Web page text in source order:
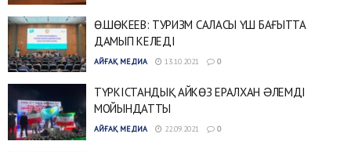
Ө.ШӨКЕЕВ: ТУРИЗМ САЛАСЫ ҮШ БАҒЫТТА
ДАМЫП КЕЛЕДІ
АЙҒАҚ МЕДИА 13.10.2021 0
ТҮРКІСТАНДЫҚ АЙКӨЗ ЕРАЛХАН ƏЛЕМДІ
МОЙЫНДАТТЫ
АЙҒАҚ МЕДИА 22.09.2021 0